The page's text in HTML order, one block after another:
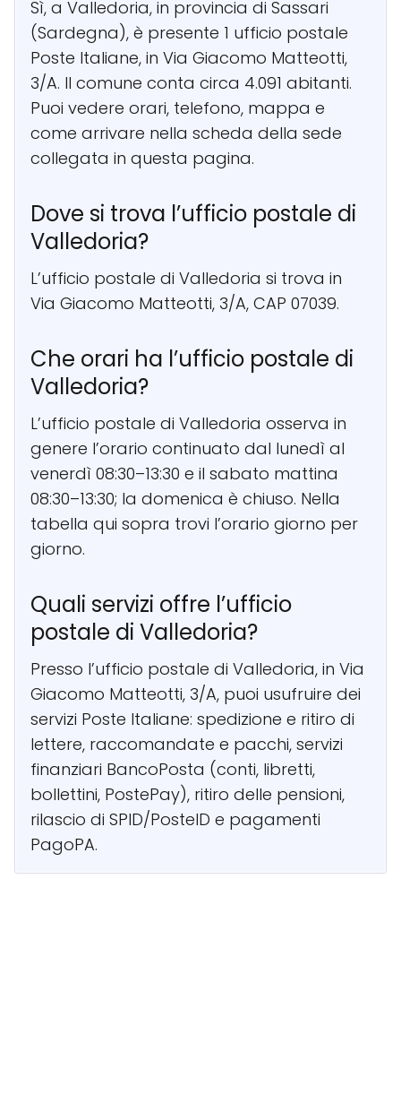
Sì, a Valledoria, in provincia di Sassari
(Sardegna), è presente 1 ufficio postale
Poste Italiane, in Via Giacomo Matteotti,
3/A. Il comune conta circa 4.091 abitanti.
Puoi vedere orari, telefono, mappa e
come arrivare nella scheda della sede
collegata in questa pagina.
Dove si trova l’ufficio postale di
Valledoria?
L’ufficio postale di Valledoria si trova in
Via Giacomo Matteotti, 3/A, CAP 07039.
Che orari ha l’ufficio postale di
Valledoria?
L’ufficio postale di Valledoria osserva in
genere l’orario continuato dal lunedì al
venerdì 08:30–13:30 e il sabato mattina
08:30–13:30; la domenica è chiuso. Nella
tabella qui sopra trovi l’orario giorno per
giorno.
Quali servizi offre l’ufficio
postale di Valledoria?
Presso l’ufficio postale di Valledoria, in Via
Giacomo Matteotti, 3/A, puoi usufruire dei
servizi Poste Italiane: spedizione e ritiro di
lettere, raccomandate e pacchi, servizi
finanziari BancoPosta (conti, libretti,
bollettini, PostePay), ritiro delle pensioni,
rilascio di SPID/PosteID e pagamenti
PagoPA.